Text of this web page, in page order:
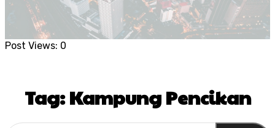
Post Views: 0
Tag:Kampung Pencikan